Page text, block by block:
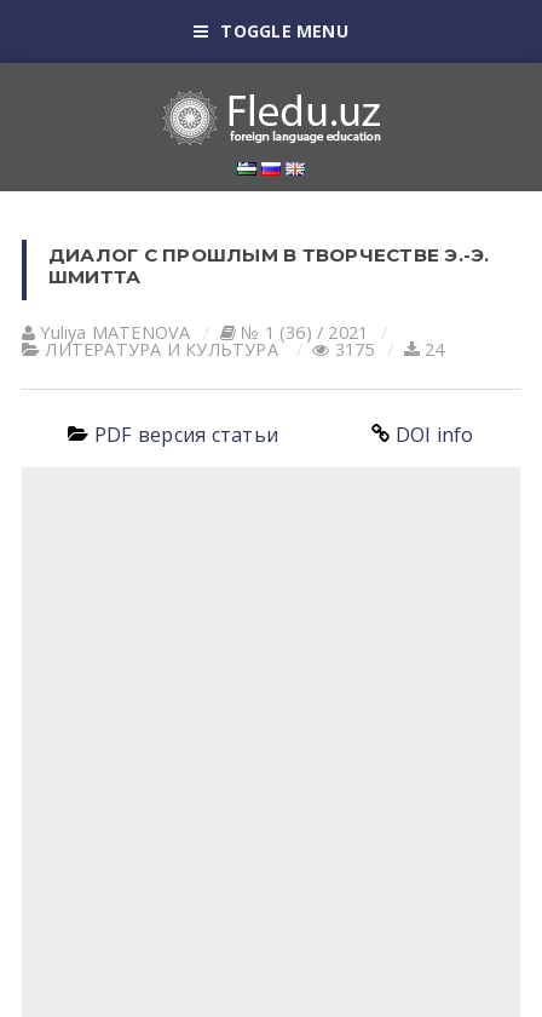
TOGGLE MENU
ДИАЛОГ С ПРОШЛЫМ В ТВОРЧЕСТВЕ Э.-Э.
ШМИТТА
Yuliya MАTENOVА № 1 (36) / 2021
ЛИТЕРАТУРА И КУЛЬТУРА 3175 24
PDF версия статьи DOI info